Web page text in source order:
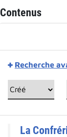
Contenus
Recherche
La